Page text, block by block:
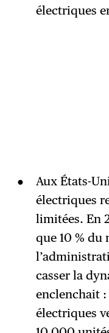
électriques
Aux États-
électriques
limitées. En
que 10 % du
casser la
enclenchait
électriques